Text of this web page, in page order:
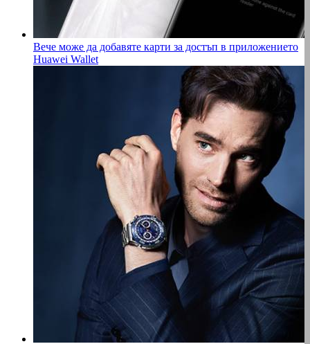
Вече може да добавяте карти за достъп в приложението
Huawei Wallet